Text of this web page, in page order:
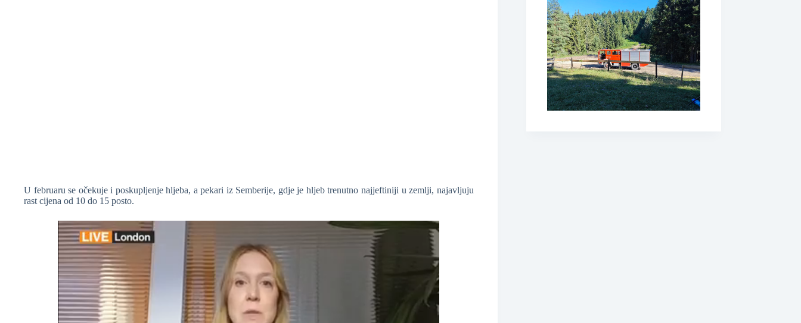
U februaru se očekuje i poskupljenje hljeba, a pekari iz Semberije, gdje je hljeb trenutno najjeftiniji u zemlji, najavljuju
rast cijena od 10 do 15 posto.